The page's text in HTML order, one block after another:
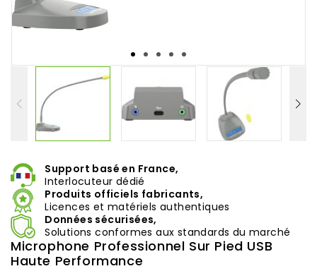
Support basé en France,
Interlocuteur dédié
Produits officiels fabricants,
Licences et matériels authentiques
Données sécurisées,
Solutions conformes aux standards du marché
Microphone Professionnel Sur Pied USB
Haute Performance